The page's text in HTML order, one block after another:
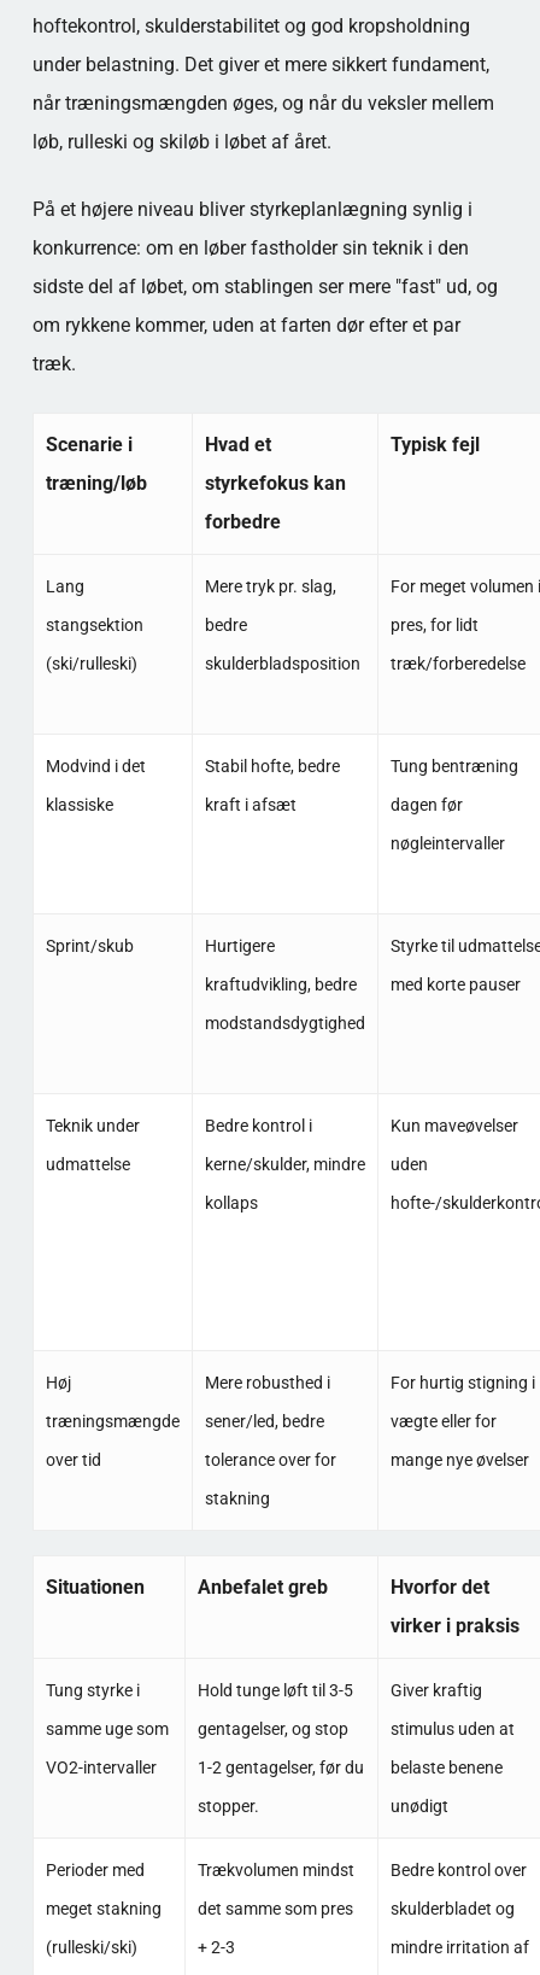
hoftekontrol, skulderstabilitet og god kropsholdning
under belastning. Det giver et mere sikkert fundament,
når træningsmængden øges, og når du veksler mellem
løb, rulleski og skiløb i løbet af året.
På et højere niveau bliver styrkeplanlægning synlig i
konkurrence: om en løber fastholder sin teknik i den
sidste del af løbet, om stablingen ser mere "fast" ud, og
om rykkene kommer, uden at farten dør efter et par
træk.
Scenarie i
træning/løb
Hvad et
styrkefokus kan
forbedre
Typisk fejl
Lang
stangsektion
(ski/rulleski)
Mere tryk pr. slag,
bedre
skulderbladsposition
For meget volumen i
pres, for lidt
træk/forberedelse
Modvind i det
klassiske
Stabil hofte, bedre
kraft i afsæt
Tung bentræning
dagen før
nøgleintervaller
Sprint/skub
Hurtigere
kraftudvikling, bedre
modstandsdygtighed
Styrke til
med korte pauser
Teknik under
udmattelse
Bedre kontrol i
kerne/skulder, mindre
kollaps
Kun maveøvelser
uden
hofte-/
Høj
træningsmængde
over tid
Mere robusthed i
sener/led, bedre
tolerance over for
stakning
For hurtig stigning i
vægte eller for
mange nye øvelser
Situationen Anbefalet greb
Hvorfor det
virker i praksis
Tung styrke i
samme uge som
VO2-intervaller
Hold tunge løft til 3-5
gentagelser, og stop
1-2 gentagelser, før du
stopper.
Giver kraftig
stimulus uden at
belaste benene
unødigt
Perioder med
meget stakning
(rulleski/ski)
Trækvolumen mindst
det samme som pres
+ 2-3
Bedre kontrol over
skulderbladet og
mindre irritation af